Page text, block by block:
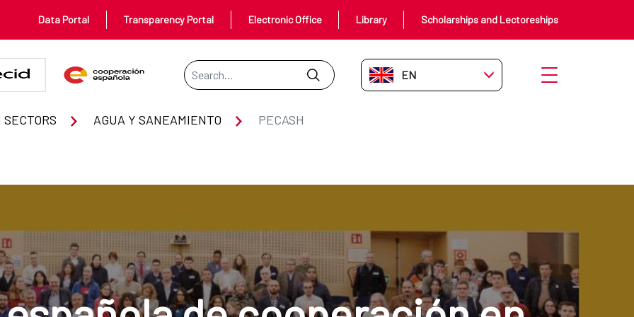
Data Portal Transparency Portal Electronic Office Library Scholarships and Lectoreships
Search Bar
EN-GB Open menu
AGUA Y SANEAMIENTO PECASH